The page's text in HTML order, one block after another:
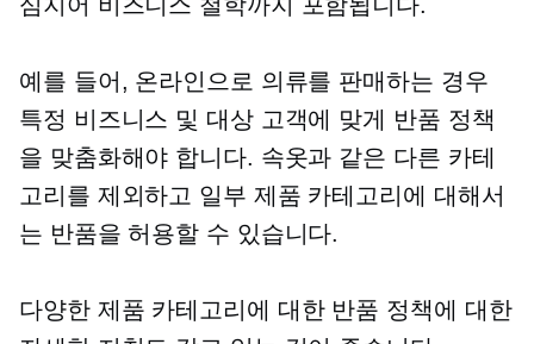
예를 들어, 온라인으로 의류를 판매하는 경우
특정 비즈니스 및 대상 고객에 맞게 반품 정책
을 맞춤화해야 합니다. 속옷과 같은 다른 카테
고리를 제외하고 일부 제품 카테고리에 대해서
는 반품을 허용할 수 있습니다.
다양한 제품 카테고리에 대한 반품 정책에 대한